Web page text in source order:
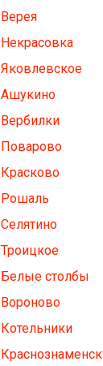
Верея
Некрасовка
Яковлевское
Ашукино
Вербилки
Поварово
Красково
Рошаль
Селятино
Троицкое
Белые столбы
Вороново
Котельники
Краснознаменск